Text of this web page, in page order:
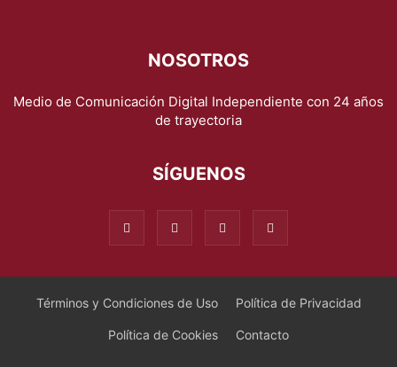
NOSOTROS
Medio de Comunicación Digital Independiente con 24 años
de trayectoria
SÍGUENOS
Términos y Condiciones de Uso Política de Privacidad
Política de Cookies Contacto